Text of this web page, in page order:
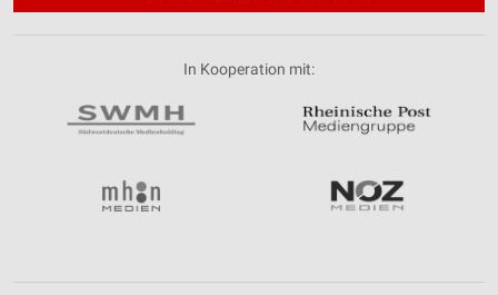
In Kooperation mit: